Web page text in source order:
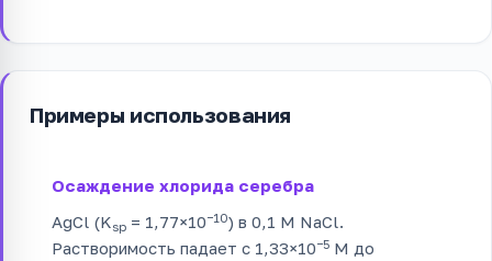
Примеры использования
Осаждение хлорида серебра
AgCl (Ksp = 1,77×10−10) в 0,1 М NaCl.
Растворимость падает с 1,33×10−5 М до